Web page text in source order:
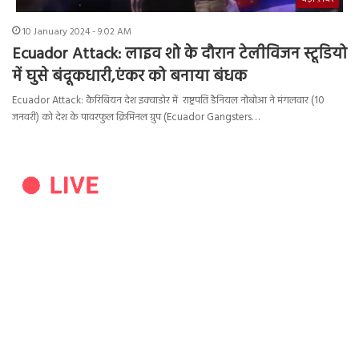
10 January 2024 - 9:02 AM
Ecuador Attack: लाइव शो के दौरान टेलीविजन स्टूडियो
में घुसे बंदूकधारी,एंकर को बनाया बंधक
Ecuador Attack: कैरिबियन देश इक्वाडोर में राष्ट्रपति डैनियल नोबोआ ने मंगलवार (10
जनवरी) को देश के पावरफुल क्रिमिनल ग्रुप (Ecuador Gangsters…